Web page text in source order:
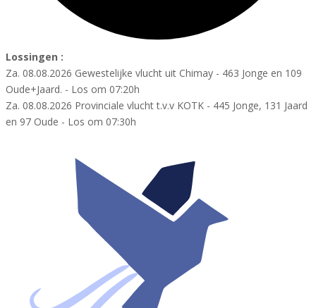
Lossingen :
Za. 08.08.2026 Gewestelijke vlucht uit Chimay - 463 Jonge en 109
Oude+Jaard. - Los om 07:20h
Za. 08.08.2026 Provinciale vlucht t.v.v KOTK - 445 Jonge, 131 Jaard
en 97 Oude - Los om 07:30h